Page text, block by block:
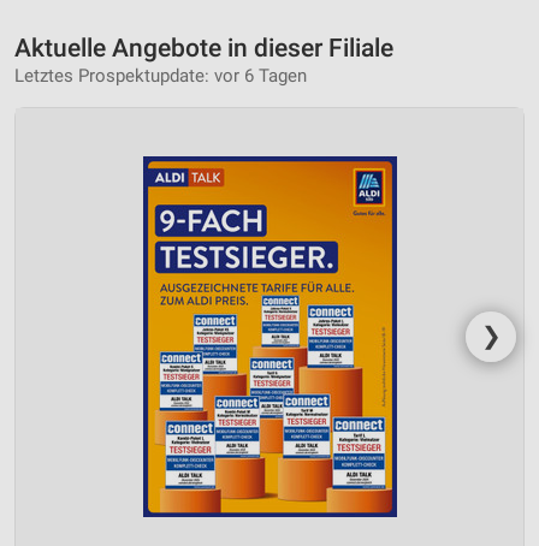
Aktuelle Angebote in dieser Filiale
Letztes Prospektupdate: vor 6 Tagen
❯